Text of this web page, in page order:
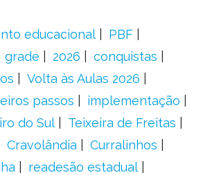
educacional
PBF
grade 2026
conquistas
Volta às Aulas 2026
passos
implementação
do Sul
Teixeira de Freitas
Cravolândia
Curralinhos
readesão estadual